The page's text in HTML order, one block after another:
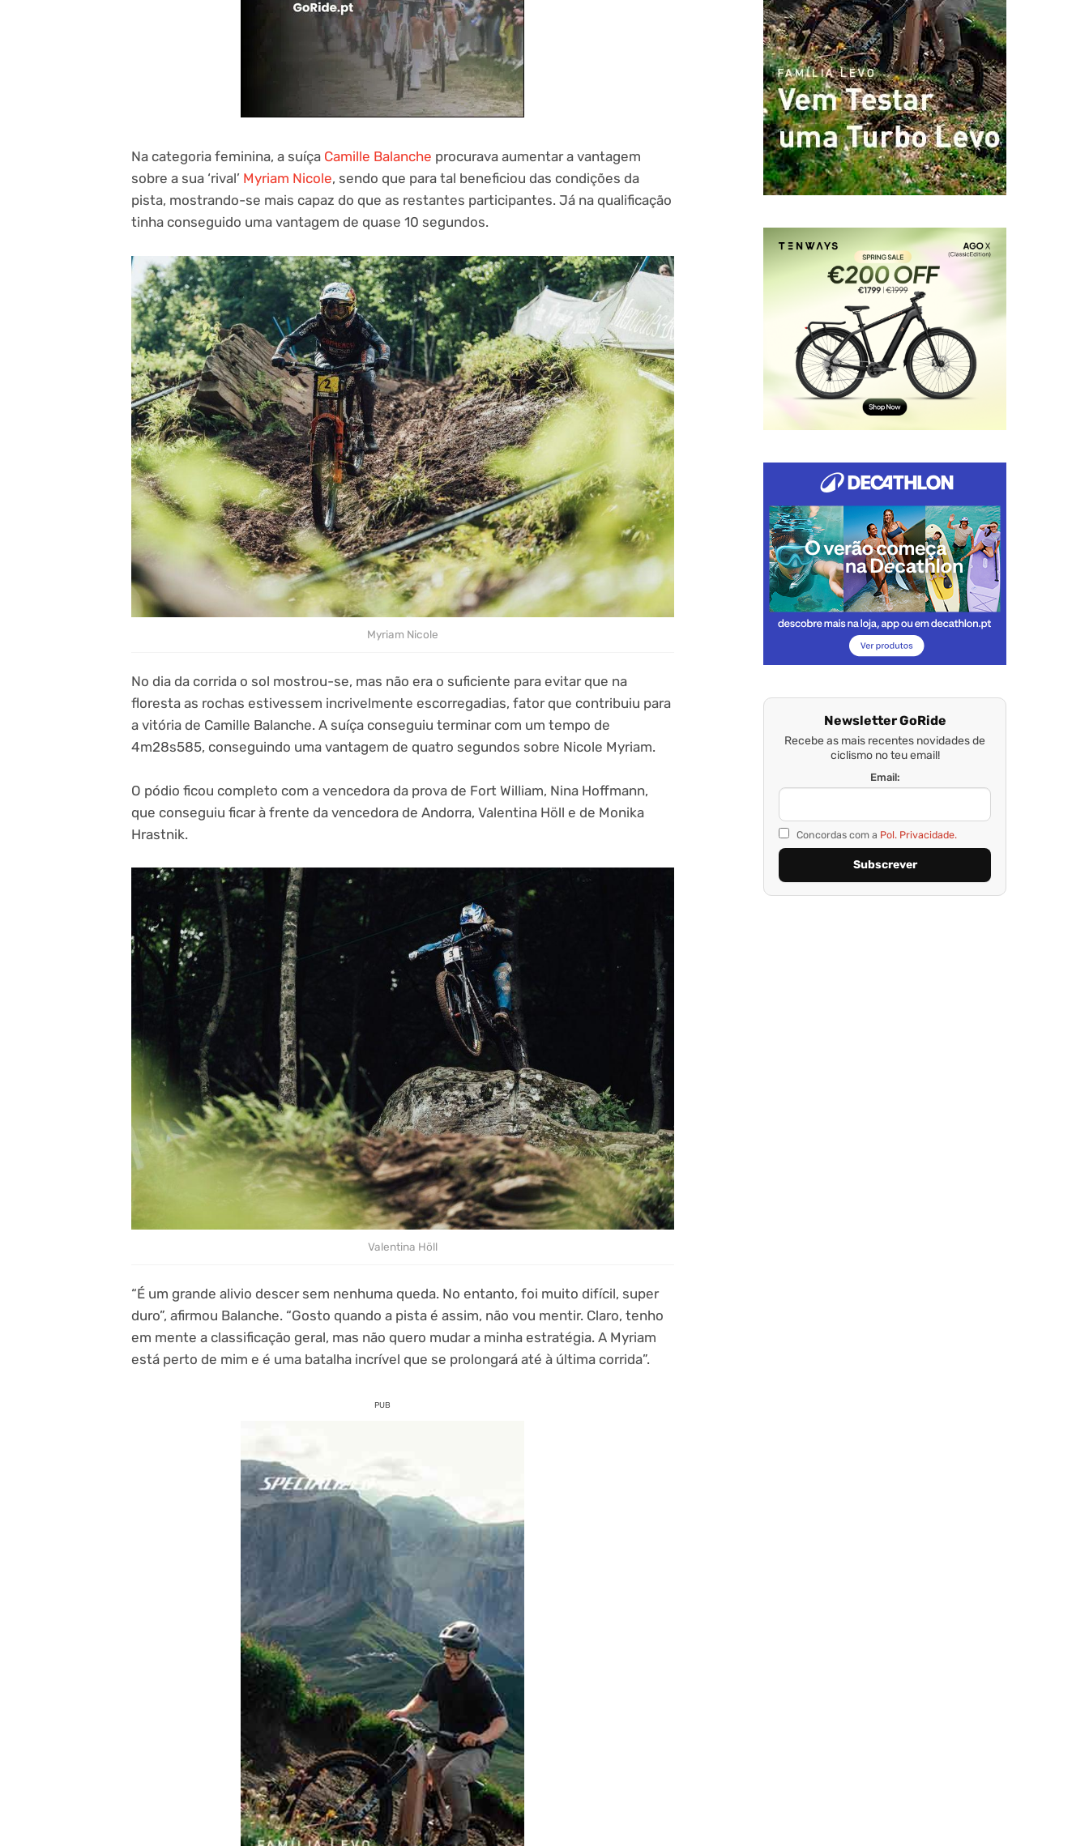
Na categoria feminina, a suíça Camille Balanche procurava aumentar a vantagem
sobre a sua ‘rival’ Myriam Nicole, sendo que para tal beneficiou das condições da
pista, mostrando-se mais capaz do que as restantes participantes. Já na qualificação
tinha conseguido uma vantagem de quase 10 segundos.
Myriam Nicole
No dia da corrida o sol mostrou-se, mas não era o suficiente para evitar que na
floresta as rochas estivessem incrivelmente escorregadias, fator que contribuiu para
a vitória de Camille Balanche. A suíça conseguiu terminar com um tempo de
4m28s585, conseguindo uma vantagem de quatro segundos sobre Nicole Myriam.
O pódio ficou completo com a vencedora da prova de Fort William, Nina Hoffmann,
que conseguiu ficar à frente da vencedora de Andorra, Valentina Höll e de Monika
Hrastnik.
Valentina Höll
“É um grande alivio descer sem nenhuma queda. No entanto, foi muito difícil, super
duro”, afirmou Balanche. “Gosto quando a pista é assim, não vou mentir. Claro, tenho
em mente a classificação geral, mas não quero mudar a minha estratégia. A Myriam
está perto de mim e é uma batalha incrível que se prolongará até à última corrida”.
PUB
Newsletter GoRide
Recebe as mais recentes novidades de
ciclismo no teu email!
Email:
Concordas com a Pol. Privacidade.